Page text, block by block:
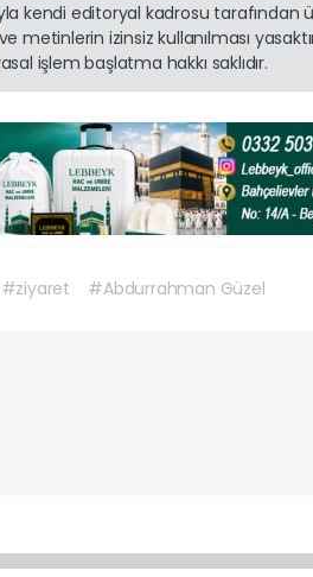
kendi editoryal kadrosu tarafından
izinsiz kullanılması
işlem başlatma hakkı saklıdır.
#ziyaret #Abdurrahman Güzel